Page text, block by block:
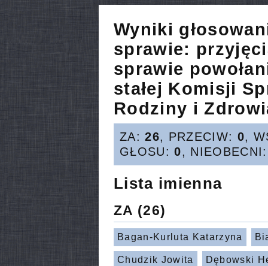
Wyniki
sprawie:
sprawie
stałej Komisji
Rodziny i
ZA:26, PRZECIW: 0,
GŁOSU:0,
Lista imienna
ZA (26)
Bagan-Kurluta Katarzyna
Chudzik Jowita Dębowski